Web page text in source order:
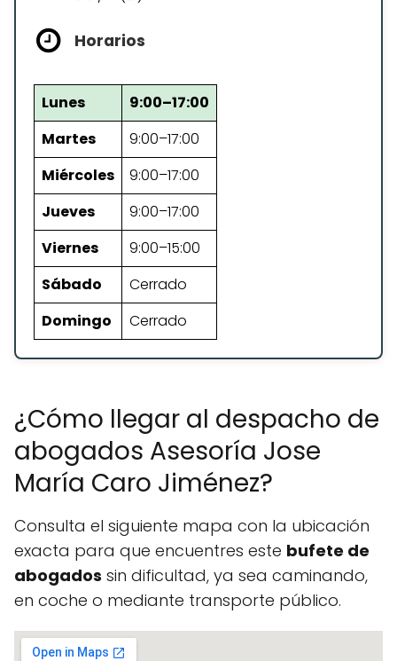
Horarios
Lunes
9:00–17:00
Martes
9:00–17:00
Miércoles
9:00–17:00
Jueves
9:00–17:00
Viernes
9:00–15:00
Sábado
Cerrado
Domingo
Cerrado
¿Cómo llegar al despacho de
abogados Asesoría Jose
María Caro Jiménez?
Consulta el siguiente mapa con la ubicación
exacta para que encuentres este bufete de
abogados sin dificultad, ya sea caminando,
en coche o mediante transporte público.